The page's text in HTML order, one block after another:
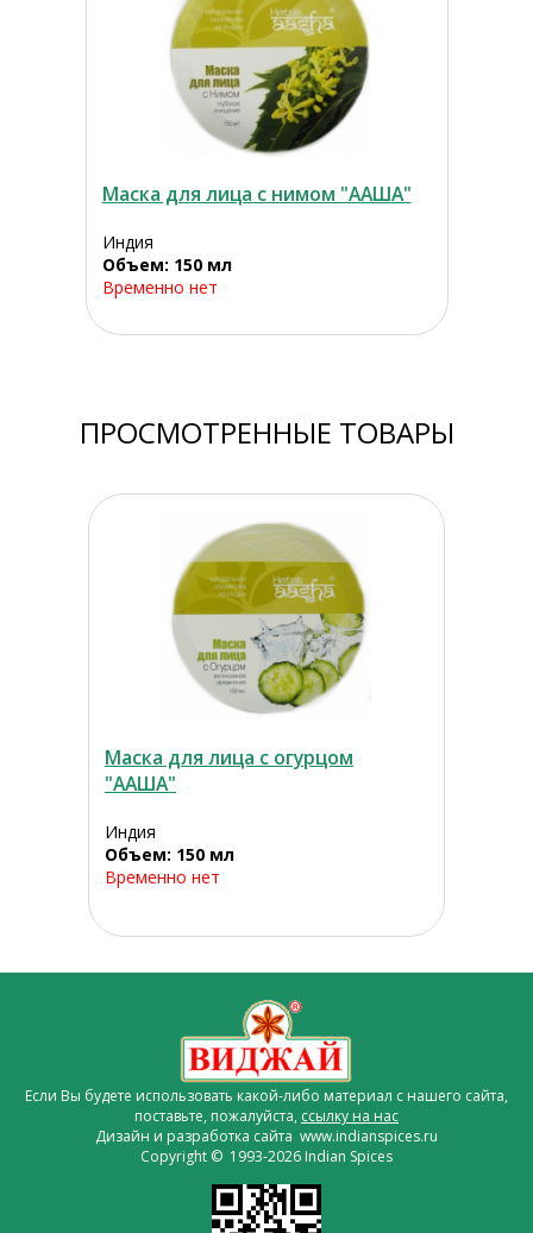
Маска для лица с нимом "ААША"
Индия
Объем: 150 мл
Временно нет
ПРОСМОТРЕННЫЕ ТОВАРЫ
Маска для лица с огурцом
"ААША"
Индия
Объем: 150 мл
Временно нет
Если Вы будете использовать какой-либо материал с нашего сайта,
поставьте, пожалуйста, ссылку на нас
Дизайн и разработка сайта www.indianspices.ru
Copyright © 1993-2026 Indian Spices